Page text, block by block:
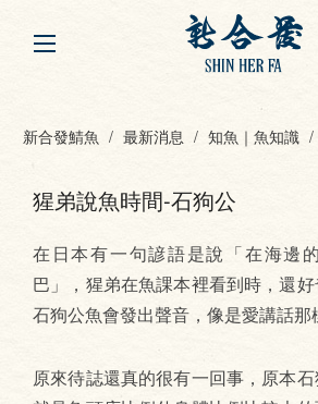
新合發鯖魚 最新消息 知魚｜魚知識
猩弟說魚時間-石狗公
在日本有一句諺語是說「在海邊
巴」，猩弟在魚課本裡看到時，還
石狗公魚會發出聲音，像是愛講話那
原來待誌還真的很有一回事，原本石